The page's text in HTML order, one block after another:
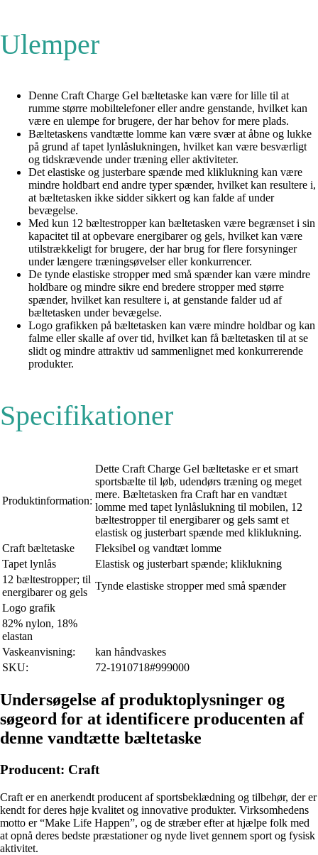
Ulemper
Denne Craft Charge Gel bæltetaske kan være for lille til at
rumme større mobiltelefoner eller andre genstande, hvilket kan
være en ulempe for brugere, der har behov for mere plads.
Bæltetaskens vandtætte lomme kan være svær at åbne og lukke
på grund af tapet lynlåslukningen, hvilket kan være besværligt
og tidskrævende under træning eller aktiviteter.
Det elastiske og justerbare spænde med kliklukning kan være
mindre holdbart end andre typer spænder, hvilket kan resultere i,
at bæltetasken ikke sidder sikkert og kan falde af under
bevægelse.
Med kun 12 bæltestropper kan bæltetasken være begrænset i sin
kapacitet til at opbevare energibarer og gels, hvilket kan være
utilstrækkeligt for brugere, der har brug for flere forsyninger
under længere træningsøvelser eller konkurrencer.
De tynde elastiske stropper med små spænder kan være mindre
holdbare og mindre sikre end bredere stropper med større
spænder, hvilket kan resultere i, at genstande falder ud af
bæltetasken under bevægelse.
Logo grafikken på bæltetasken kan være mindre holdbar og kan
falme eller skalle af over tid, hvilket kan få bæltetasken til at se
slidt og mindre attraktiv ud sammenlignet med konkurrerende
produkter.
Specifikationer
Produktinformation:
Dette Craft Charge Gel bæltetaske er et smart
sportsbælte til løb, udendørs træning og meget
mere. Bæltetasken fra Craft har en vandtæt
lomme med tapet lynlåslukning til mobilen, 12
bæltestropper til energibarer og gels samt et
elastisk og justerbart spænde med kliklukning.
Craft bæltetaske
Fleksibel og vandtæt lomme
Tapet lynlås
Elastisk og justerbart spænde; kliklukning
12 bæltestropper; til
energibarer og gels
Tynde elastiske stropper med små spænder
Logo grafik
82% nylon, 18%
elastan
Vaskeanvisning:
kan håndvaskes
SKU:
72-1910718#999000
Undersøgelse af produktoplysninger og
søgeord for at identificere producenten af
denne vandtætte bæltetaske
Producent: Craft
Craft er en anerkendt producent af sportsbeklædning og tilbehør, der er
kendt for deres høje kvalitet og innovative produkter. Virksomhedens
motto er “Make Life Happen”, og de stræber efter at hjælpe folk med
at opnå deres bedste præstationer og nyde livet gennem sport og fysisk
aktivitet.